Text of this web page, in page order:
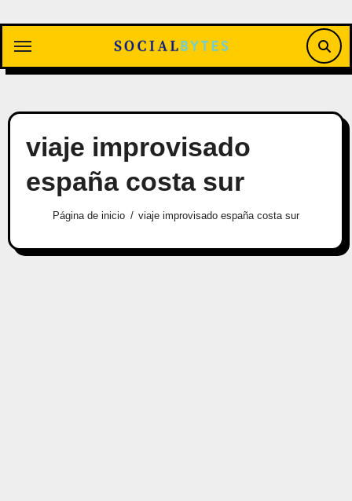
contenido
viaje improvisado
españa costa sur
Página de inicio viaje improvisado españa costa sur